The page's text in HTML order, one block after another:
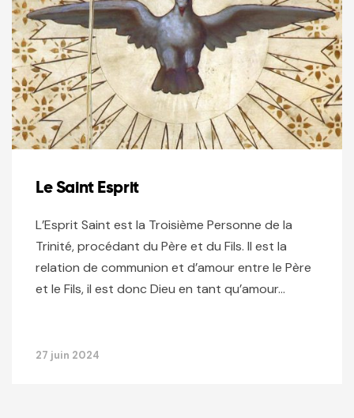
Le Saint Esprit
L’Esprit Saint est la Troisième Personne de la
Trinité, procédant du Père et du Fils. Il est la
relation de communion et d’amour entre le Père
et le Fils, il est donc Dieu en tant qu’amour…
27 juin 2024